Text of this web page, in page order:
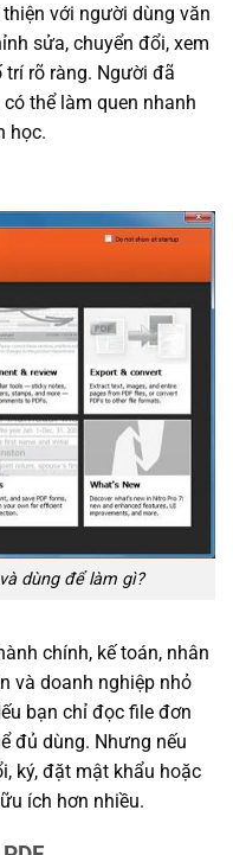
với người dùng văn
sửa, chuyển đổi, xem
rõ ràng. Người đã
thể làm quen nhanh
học.
dùng để làm gì?
chính, kế toán, nhân
và doanh nghiệp nhỏ
bạn chỉ đọc file đơn
đủ dùng. Nhưng nếu
ký, đặt mật khẩu hoặc
ích hơn nhiều.